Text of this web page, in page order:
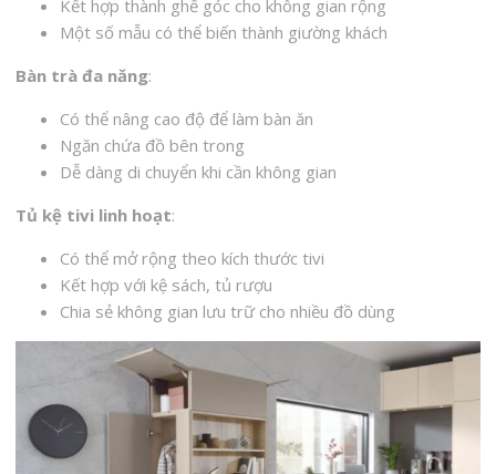
Kết hợp thành ghế góc cho không gian rộng
Một số mẫu có thể biến thành giường khách
Bàn trà đa năng:
Có thể nâng cao độ để làm bàn ăn
Ngăn chứa đồ bên trong
Dễ dàng di chuyển khi cần không gian
Tủ kệ tivi linh hoạt:
Có thể mở rộng theo kích thước tivi
Kết hợp với kệ sách, tủ rượu
Chia sẻ không gian lưu trữ cho nhiều đồ dùng